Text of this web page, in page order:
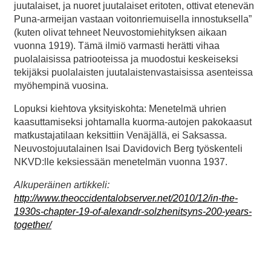
juutalaiset, ja nuoret juutalaiset eritoten, ottivat etenevän
Puna-armeijan vastaan voitonriemuisella innostuksella”
(kuten olivat tehneet Neuvostomiehityksen aikaan
vuonna 1919). Tämä ilmiö varmasti herätti vihaa
puolalaisissa patriooteissa ja muodostui keskeiseksi
tekijäksi puolalaisten juutalaistenvastaisissa asenteissa
myöhempinä vuosina.
Lopuksi kiehtova yksityiskohta: Menetelmä uhrien
kaasuttamiseksi johtamalla kuorma-autojen pakokaasut
matkustajatilaan keksittiin Venäjällä, ei Saksassa.
Neuvostojuutalainen Isai Davidovich Berg työskenteli
NKVD:lle keksiessään menetelmän vuonna 1937.
Alkuperäinen artikkeli:
http://www.theoccidentalobserver.net/2010/12/in-the-
1930s-chapter-19-of-alexandr-solzhenitsyns-200-years-
together/